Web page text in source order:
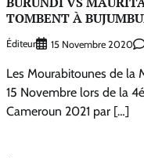
TOMBENT À
Éditeur 15 Novembre 2020
Les Mourabitounes de la
15 Novembre lors de la
Cameroun 2021 par […]